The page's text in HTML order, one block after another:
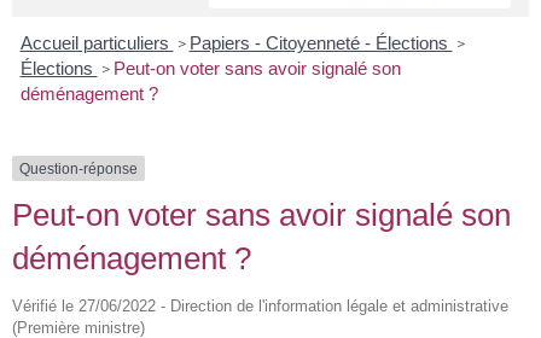
Accueil particuliers > Papiers - Citoyenneté - Élections >
Élections > Peut-on voter sans avoir signalé son
déménagement ?
Question-réponse
Peut-on voter sans avoir signalé son
déménagement ?
Vérifié le 27/06/2022 - Direction de l'information légale et administrative
(Première ministre)